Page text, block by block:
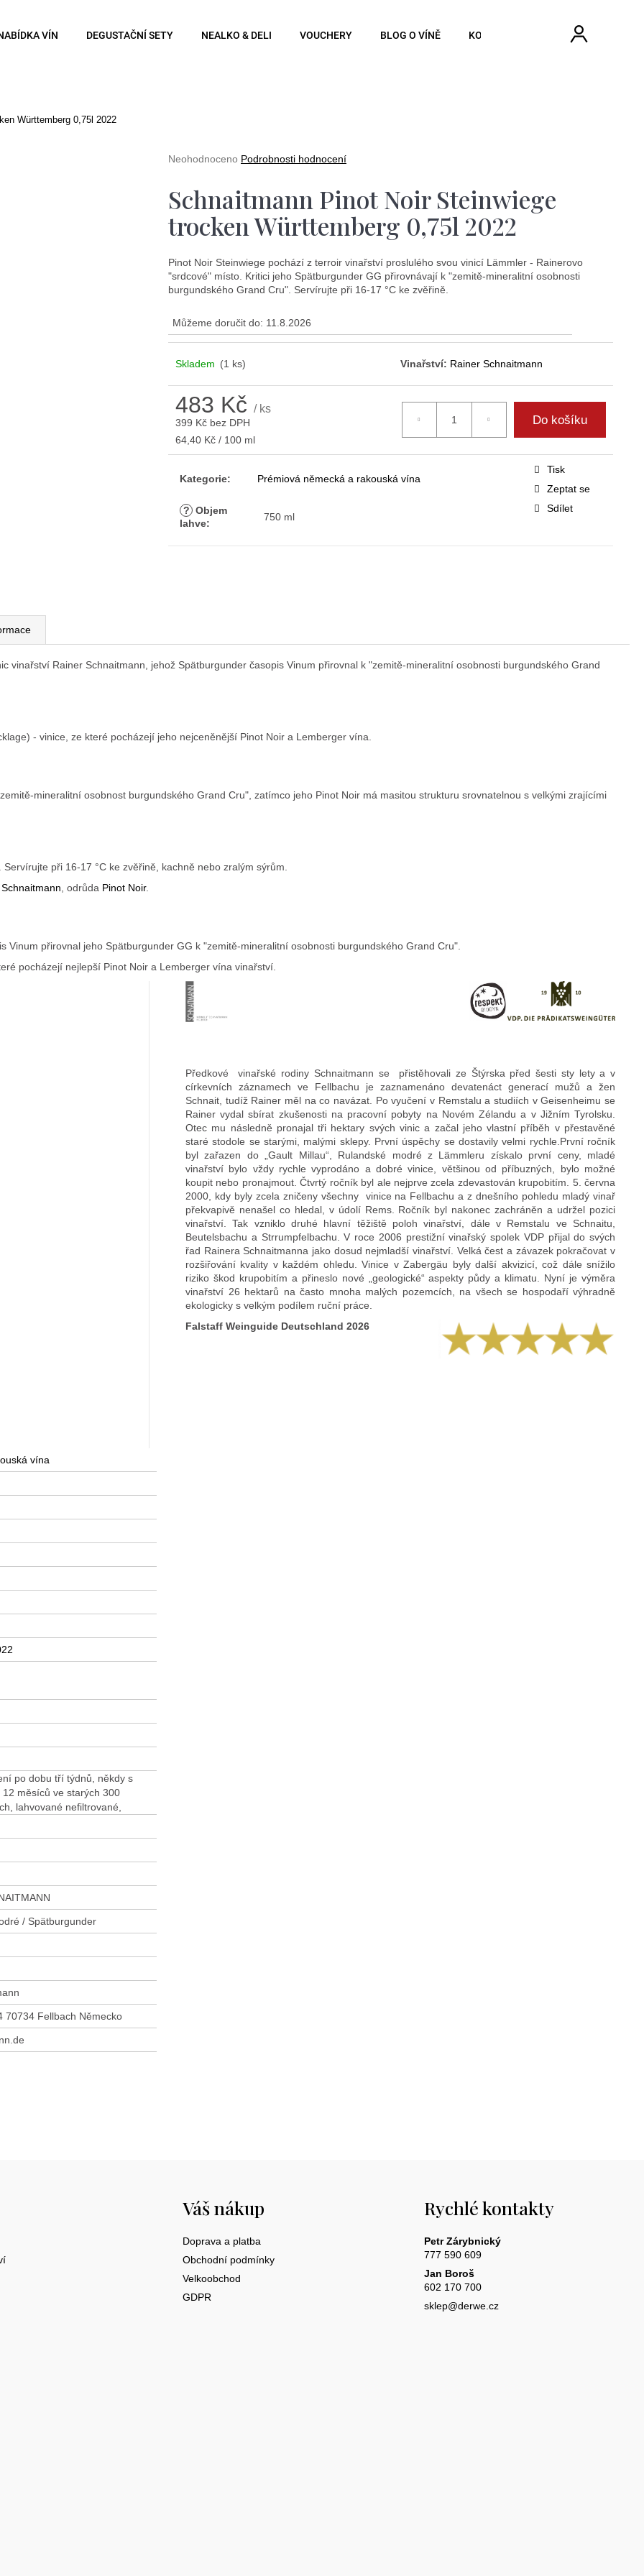
VÍN DEGUSTAČNÍ SETY NEALKO & DELI VOUCHERY BLOG O VÍNĚ KONTAKTY Hledat
Württemberg 0,75l 2022
Průměrné
je
0,0
z
5
Neohodnoceno Podrobnosti hodnocení
Schnaitmann Pinot Noir Steinwiege
trocken Württemberg 0,75l 2022
Pinot Noir Steinwiege pochází z terroir vinařství proslulého svou vinicí Lämmler - Rainerovo
"srdcové" místo. Kritici jeho Spätburgunder GG přirovnávají k "zemitě-mineralitní osobnosti
burgundského Grand Cru". Servírujte při 16-17 °C ke zvěřině.
Můžeme doručit do: 11.8.2026
Skladem (1 ks) Vinařství: Rainer Schnaitmann
483 Kč / ks
399 Kč bez DPH
Měrná
cena:
64,40 Kč / 100 ml
Do košíku
Kategorie: Prémiová německá a rakouská vína
? Objem
lahve:
750 ml
Tisk
Zeptat se
Sdílet
vinařství Rainer Schnaitmann, jehož Spätburgunder časopis Vinum přirovnal k "zemitě-mineralitní osobnosti burgundského Grand
- vinice, ze které pocházejí jeho nejceněnější Pinot Noir a Lemberger vína.
mineralitní osobnost burgundského Grand Cru", zatímco jeho Pinot Noir má masitou strukturu srovnatelnou s velkými zrajícími
při 16-17 °C ke zvěřině, kachně nebo zralým sýrům.
, odrůda Pinot Noir.
Vinum přirovnal jeho Spätburgunder GG k "zemitě-mineralitní osobnosti burgundského Grand Cru".
pocházejí nejlepší Pinot Noir a Lemberger vína vinařství.
Předkové vinařské rodiny Schnaitmann se
přistěhovali ze Štýrska před šesti sty lety a v
církevních záznamech ve Fellbachu je zaznamenáno devatenáct generací mužů a žen
Schnait, tudíž Rainer měl na co navázat. Po vyučení v Remstalu a studiích v Geisenheimu se
Rainer vydal sbírat zkušenosti na pracovní pobyty na Novém Zélandu a v Jižním Tyrolsku.
Otec mu následně pronajal tři hektary svých vinic a začal jeho vlastní příběh v přestavěné
staré stodole se starými, malými sklepy. První úspěchy se dostavily velmi rychle.První ročník
byl zařazen do „Gault Millau“, Rulandské modré z Lämmleru získalo první ceny, mladé
vinařství bylo vždy rychle vyprodáno a dobré vinice, většinou od příbuzných, bylo možné
koupit nebo pronajmout. Čtvrtý ročník byl ale nejprve zcela zdevastován krupobitím. 5. června
2000, kdy byly zcela zničeny všechny
vinice na Fellbachu a z dnešního pohledu mladý vinař
překvapivě nenašel co hledal, v údolí Rems. Ročník byl nakonec zachráněn a udržel pozici
vinařství. Tak vzniklo druhé hlavní těžiště poloh vinařství, dále v Remstalu ve Schnaitu,
Beutelsbachu a Strrumpfelbachu. V roce 2006 prestižní vinařský spolek VDP přijal do svých
řad Rainera Schnaitmanna jako dosud nejmladší vinařství. Velká čest a závazek pokračovat v
rozšiřování kvality v každém ohledu. Vinice v Zabergäu byly další akvizicí, což dále snížilo
riziko škod krupobitím a přineslo nové „geologické“ aspekty půdy a klimatu. Nyní je výměra
vinařství 26 hektarů na často mnoha malých pozemcích, na všech se hospodaří výhradně
ekologicky s velkým podílem ruční práce.
Falstaff Weinguide Deutschland 2026
vína
po dobu tří týdnů, někdy s
měsíců ve starých 300
lahvované nefiltrované,
/ Spätburgunder
70734 Fellbach Německo
Váš nákup
Doprava a platba
Obchodní podmínky
Velkoobchod
GDPR
Rychlé kontakty
Petr Zárybnický
777 590 609
Jan Boroš
602 170 700
sklep@derwe.cz